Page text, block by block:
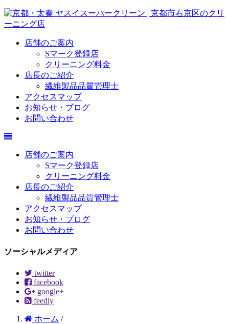
店舗のご案内
Sマーク登録店
クリーニング料金
店長のご紹介
繊維製品品質管理士
アクセスマップ
お知らせ・ブログ
お問い合わせ
店舗のご案内
Sマーク登録店
クリーニング料金
店長のご紹介
繊維製品品質管理士
アクセスマップ
お知らせ・ブログ
お問い合わせ
ソーシャルメディア
twitter
facebook
google+
feedly
ホーム /